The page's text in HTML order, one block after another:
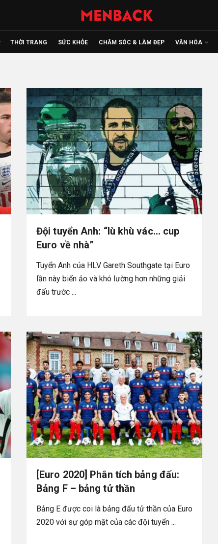
THỜI TRANG SỨC KHỎE CHĂM SÓC & LÀM ĐẸP VĂN HÓA
Đội tuyển Anh: “lù khù vác… cup
Euro về nhà”
Tuyển Anh của HLV Gareth Southgate tại Euro
lần này biến ảo và khó lường hơn những giải
đấu trước ...
[Euro 2020] Phân tích bảng đấu:
Bảng F – bảng tử thần
Bảng E được coi là bảng đấu tử thần của Euro
2020 với sự góp mặt của các đội tuyển ...